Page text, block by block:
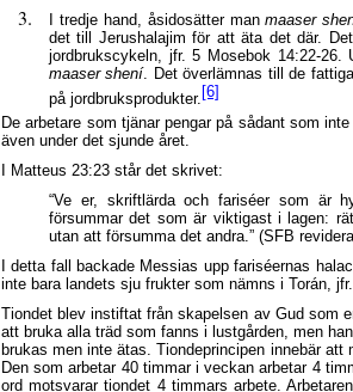
I tredje hand, åsidosätter manmaaser
det till Jerushalajim för att äta det där.
jordbrukscykeln, jfr. 5 Mosebok 14:22-
maaser shení. Det överlämnas till de
på jordbruksprodukter. [6]
De arbetare som tjänar pengar på sådant som
även under det sjunde året.
I Matteus 23:23 står det skrivet:
“Ve er, skriftlärda och fariséer som är
försummar det som är viktigast i lagen:
utan att försumma det andra.” (SFB
I detta fall backade Messias upp fariséernas
inte bara landets sju frukter som nämns i Torán,
Tiondet blev instiftat från skapelsen av Gud som
att bruka alla träd som fanns i lustgården, men
brukas men inte ätas. Tiondeprincipen innebär
Den som arbetar 40 timmar i veckan arbetar 4
ord motsvarar tiondet 4 timmars arbete.